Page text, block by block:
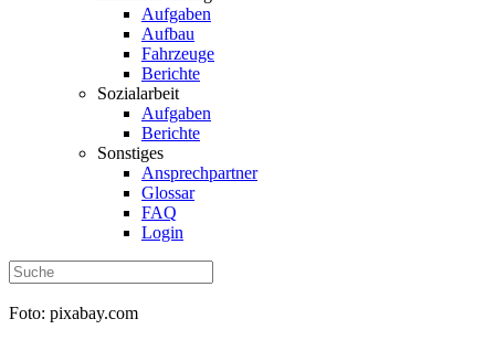
Aufgaben
Aufbau
Fahrzeuge
Berichte
Sozialarbeit
Aufgaben
Berichte
Sonstiges
Ansprechpartner
Glossar
FAQ
Login
Foto: pixabay.com